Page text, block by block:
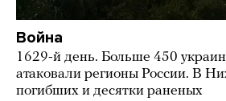
Война
1629-й день. Больше 450
атаковали регионы России. В
погибших и десятки раненых